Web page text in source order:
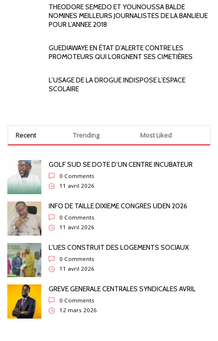
THEODORE SEMEDO ET YOUNOUSSA BALDE
NOMINES MEILLEURS JOURNALISTES DE LA BANLIEUE
POUR L’ANNEE 2018
GUEDIAWAYE EN ÉTAT D’ALERTE CONTRE LES
PROMOTEURS QUI LORGNENT SES CIMETIÈRES
L’USAGE DE LA DROGUE INDISPOSE L’ESPACE
SCOLAIRE
Recent Trending Most Liked
GOLF SUD SE DOTE D’UN CENTRE INCUBATEUR
0 Comments
11 avril 2026
INFO DE TAILLE DIXIEME CONGRES UDEN 2026
0 Comments
11 avril 2026
L’UES CONSTRUIT DES LOGEMENTS SOCIAUX
0 Comments
11 avril 2026
GREVE GENERALE CENTRALES SYNDICALES AVRIL
0 Comments
12 mars 2026